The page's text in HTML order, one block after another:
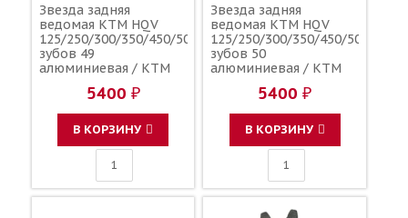
Звезда задняя
ведомая KTM HQV
125/250/300/350/450/500
зубов 49
алюминиевая / KTM
5400 ₽
В КОРЗИНУ
Звезда задняя
ведомая KTM HQV
125/250/300/350/450/500
зубов 50
алюминиевая / KTM
5400 ₽
В КОРЗИНУ